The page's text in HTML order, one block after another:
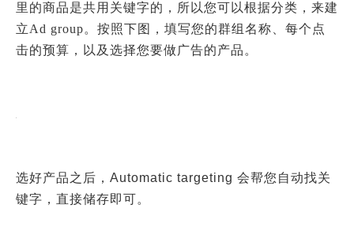
里的商品是共用关键字的，所以您可以根据分类，来建
立Ad group。按照下图，填写您的群组名称、每个点
击的预算，以及选择您要做广告的产品。
选好产品之后，Automatic targeting 会帮您自动找关
键字，直接储存即可。